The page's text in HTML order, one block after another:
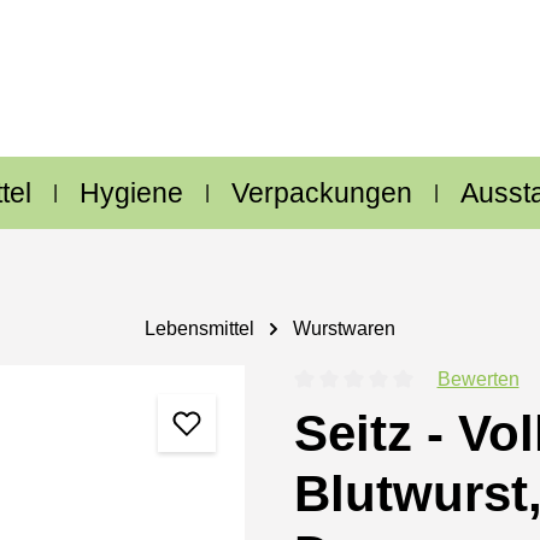
Hygiene Verpackungen
Lebensmittel Wurstwaren
Bewerten
Seitz -